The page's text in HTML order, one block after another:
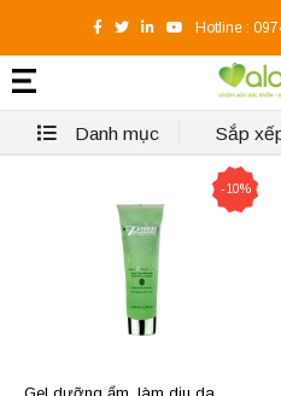
Hotline :
Danh mục Sắp
-10%